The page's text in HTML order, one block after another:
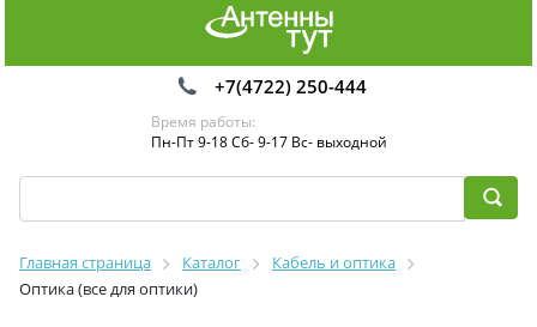
+7(4722) 250-444
Время работы:
Пн-Пт 9-18 Сб- 9-17 Вс- выходной
Главная страница Каталог
Кабель и оптика
Оптика (все для оптики)